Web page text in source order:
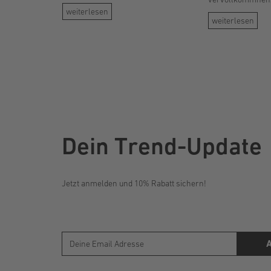
zunächst praktisch, doch neben dem
sorgfältig gewählten Dirndl d
weiterlesen
Dekolleté,
Kleides und
harmonischen
weiterlesen
Dein Trend-Update
Jetzt anmelden und 10% Rabatt sichern!